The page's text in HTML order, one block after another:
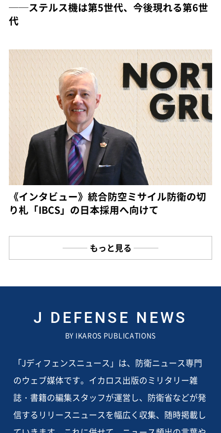
──ステルス機は第5世代、今後現れる第6世
代
《インタビュー》統合防空ミサイル防衛の切
り札「IBCS」の日本採用へ向けて
もっと見る
J DEFENSE NEWS
BY IKAROS PUBLICATIONS
「Jディフェンスニュース」は、防衛ニュース専門
のウェブ媒体です。イカロス出版のミリタリー雑
誌・書籍の編集スタッフが運営し、防衛省などが発
信するリリースニュースを幅広く収集、随時掲載し